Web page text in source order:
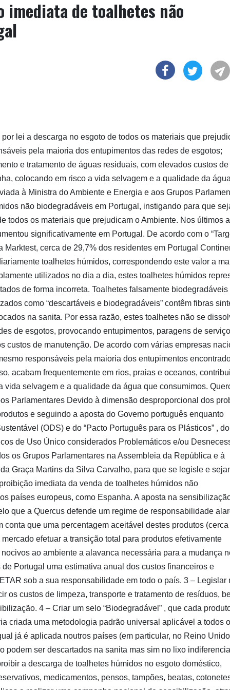
imediata de toalhetes não
lei a descarga no esgoto de todos os materiais que
pela maioria dos entupimentos das redes de esgotos;
e tratamento de águas residuais, com elevados custos de
colocando em risco a vida selvagem e a qualidade da
à Ministra do Ambiente e Energia e aos Grupos
não biodegradáveis em Portugal, instigando para que
todos os materiais que prejudicam o Ambiente. Nos últimos
significativamente em Portugal. De acordo com o
Marktest, cerca de 29,7% dos residentes em Portugal
toalhetes húmidos, correspondendo este valor a
utilizados no dia a dia, estes toalhetes húmidos
de forma incorreta. Toalhetes falsamente biodegradáveis
como “descartáveis e biodegradáveis” contêm fibras
na sanita. Por essa razão, estes toalhetes não se
de esgotos, provocando entupimentos, paragens de
custos de manutenção. De acordo com várias empresas
responsáveis pela maioria dos entupimentos
acabam frequentemente em rios, praias e oceanos,
selvagem e a qualidade da água que consumimos.
Parlamentares Devido à dimensão desproporcional dos
e seguindo a aposta do Governo português enquanto
(ODS) e do “Pacto Português para os Plásticos” ,
de Uso Único considerados Problemáticos e/ou
os Grupos Parlamentares na Assembleia da República e à
Graça Martins da Silva Carvalho, para que se legisle e
imediata da venda de toalhetes húmidos não
países europeus, como Espanha. A aposta na
que a Quercus defende um regime de responsabilidade
que uma percentagem aceitável destes produtos (cerca
efetuar a transição total para produtos efetivamente
ao ambiente a alavanca necessária para a mudança
Portugal uma estimativa anual dos custos financeiros e
sob a sua responsabilidade em todo o país. 3 – Legislar
os custos de limpeza, transporte e tratamento de resíduos,
4 – Criar um selo “Biodegradável” , que cada
criada uma metodologia padrão universal aplicável a todos
já é aplicada noutros países (em particular, no Reino
podem ser descartados na sanita mas sim no lixo
a descarga de toalhetes húmidos no esgoto doméstico,
medicamentos, pensos, tampões, beatas,